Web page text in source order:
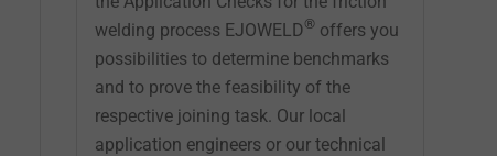
welding process EJOWELD®offers you
possibilities to determine benchmarks
and to prove the feasibility of the
respective joining task. Our local
application engineers or our technical